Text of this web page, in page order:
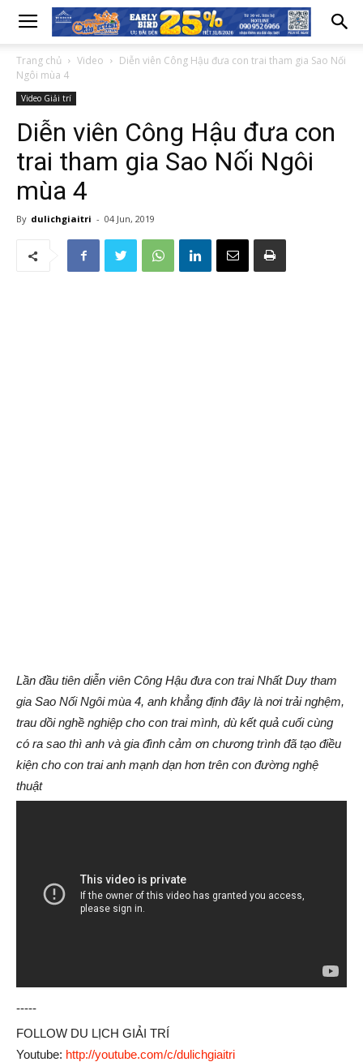
Trang chủ Video
Diễn viên Công Hậu đưa con trai tham gia Sao Nối
Ngôi mùa 4
Video Giải trí
Diễn viên Công Hậu đưa con
trai tham gia Sao Nối Ngôi
mùa 4
By dulichgiaitri - 04 Jun, 2019
Lần đầu tiên diễn viên Công Hậu đưa con trai Nhất Duy tham
gia Sao Nối Ngôi mùa 4, anh khẳng định đây là nơi trải nghệm,
trau dồi nghề nghiệp cho con trai mình, dù kết quả cuối cùng
có ra sao thì anh và gia đình cảm ơn chương trình đã tạo điều
kiện cho con trai anh mạnh dạn hơn trên con đường nghệ
thuật
-----
FOLLOW DU LỊCH GIẢI TRÍ
Youtube: http://youtube.com/c/dulichgiaitri